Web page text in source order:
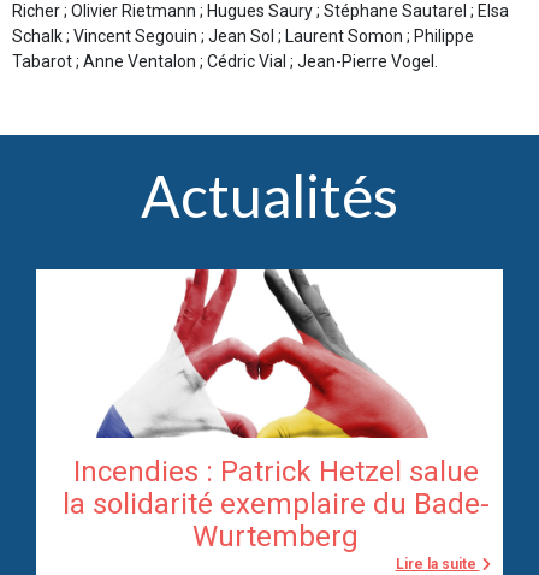
Richer ; Olivier Rietmann ; Hugues Saury ; Stéphane Sautarel ; Elsa
Schalk ; Vincent Segouin ; Jean Sol ; Laurent Somon ; Philippe
Tabarot ; Anne Ventalon ; Cédric Vial ; Jean-Pierre Vogel.
Actualités
Incendies : Patrick Hetzel salue
la solidarité exemplaire du Bade-
Wurtemberg
Lire la suite